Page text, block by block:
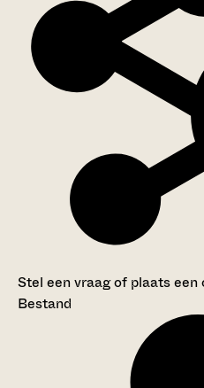
Stel een vraag of plaats
Bestand